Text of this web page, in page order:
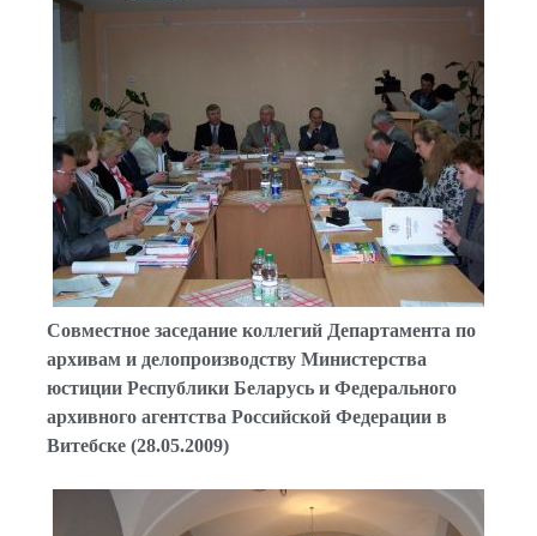
Совместное заседание коллегий Департамента по
архивам и делопроизводству Министерства
юстиции Республики Беларусь и Федерального
архивного агентства Российской Федерации в
Витебске (28.05.2009)